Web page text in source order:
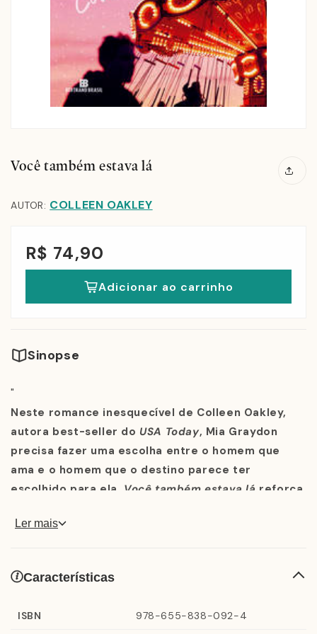
Você também estava lá
AUTOR: COLLEEN OAKLEY
R$ 74,90
Adicionar ao carrinho
Sinopse
"
Neste romance inesquecível de Colleen Oakley,
autora best-seller do USA Today, Mia Graydon
precisa fazer uma escolha entre o homem que
ama e o homem que o destino parece ter
escolhido para ela. Você também estava lá reforça
pode tomar.
A vida de Mia Graydon tem tudo para ser perfeita; ela
Ler mais
Características
ISBN 978-655-838-092-4